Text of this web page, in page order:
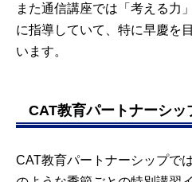
また通信講座では「考える力
に指導していて、特に早慶を
います。
CAT教育パートナーシッ
CAT教育パートナーシップで